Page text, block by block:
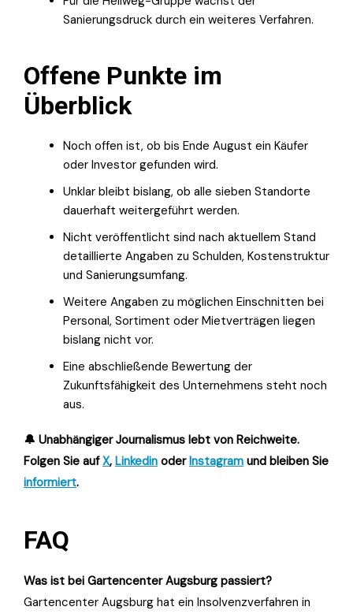
Sanierungsdruck durch ein weiteres Verfahren.
Offene Punkte im
Überblick
Noch offen ist, ob bis Ende August ein Käufer
oder Investor gefunden wird.
Unklar bleibt bislang, ob alle sieben Standorte
dauerhaft weitergeführt werden.
Nicht veröffentlicht sind nach aktuellem Stand
detaillierte Angaben zu Schulden, Kostenstruktur
und Sanierungsumfang.
Weitere Angaben zu möglichen Einschnitten bei
Personal, Sortiment oder Mietverträgen liegen
bislang nicht vor.
Eine abschließende Bewertung der
Zukunftsfähigkeit des Unternehmens steht noch
aus.
🔔 Unabhängiger Journalismus lebt von Reichweite.
Folgen Sie aufX, Linkedin oderInstagram und bleiben Sie
informiert.
FAQ
Was ist bei Gartencenter Augsburg passiert?
Gartencenter Augsburg hat ein Insolvenzverfahren in